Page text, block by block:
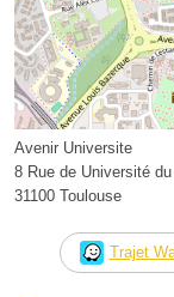
Avenir Universite
8 Rue de Université du
31100 Toulouse
Trajet